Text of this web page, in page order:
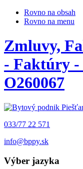
Rovno na obsah
Rovno na menu
Zmluvy,
- Faktúry
O260067
033/77 22 571
info@bppy.sk
Výber jazyka